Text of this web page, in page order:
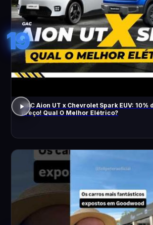
19
GAC Aion UT x Chevrolet Spark EUV: 10%
Preço! Qual O Melhor Elétrico?